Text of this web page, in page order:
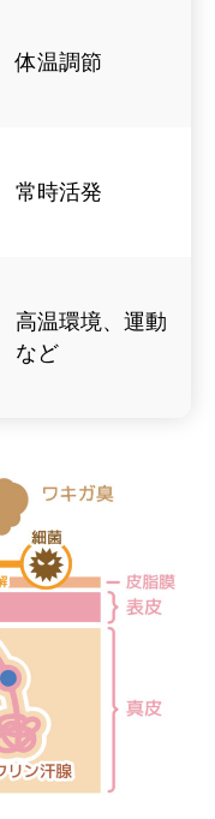
体温調節
常時活発
高温環境、運動
など